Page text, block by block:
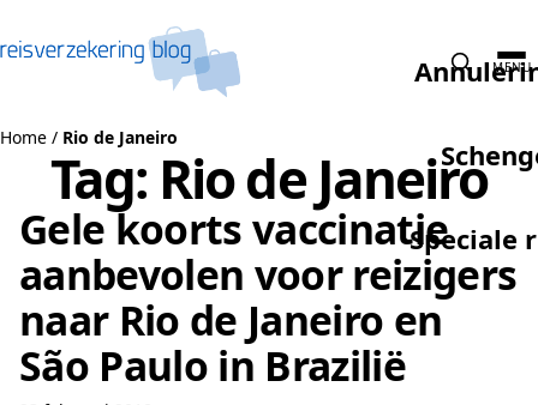
Speciale
MENU
Home / Rio de Janeiro
Tag: Rio de Janeiro
Gele koorts vaccinatie
aanbevolen voor reizigers
naar Rio de Janeiro en
São Paulo in Brazilië